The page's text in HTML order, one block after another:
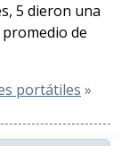
5 dieron una
de
portátiles »